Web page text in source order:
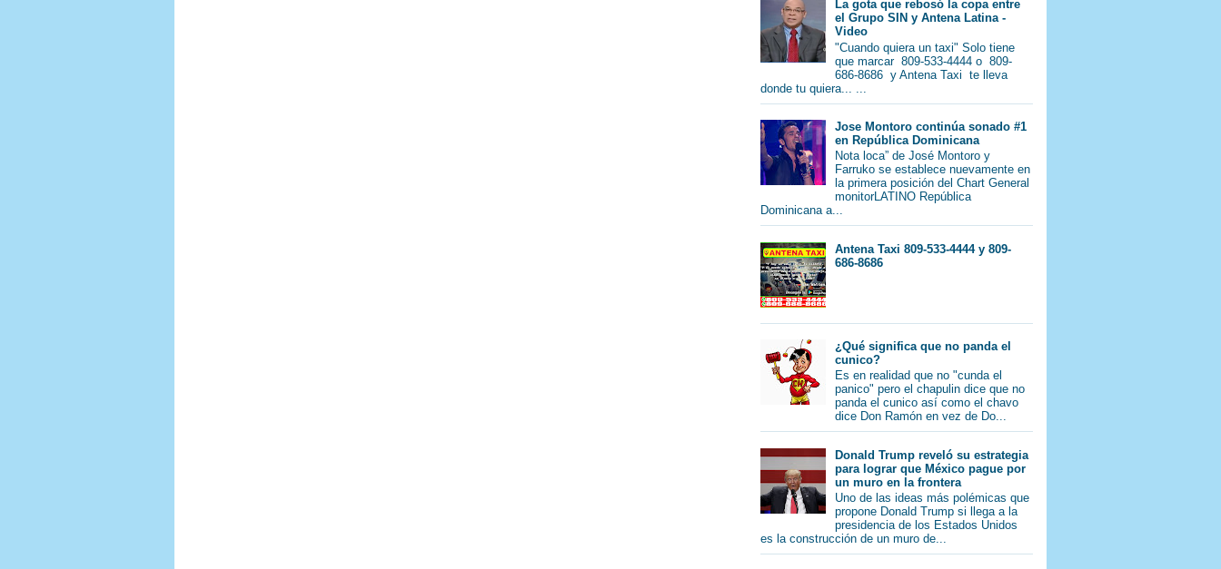
La gota que rebosó la copa entre
el Grupo SIN y Antena Latina -
Video
"Cuando quiera un taxi" Solo tiene
que marcar 809-533-4444 o 809-
686-8686 y Antena Taxi te lleva
donde tu quiera... ...
Jose Montoro continúa sonado #1
en República Dominicana
Nota loca” de José Montoro y
Farruko se establece nuevamente en
la primera posición del Chart General
monitorLATINO República
Dominicana a...
Antena Taxi 809-533-4444 y 809-
686-8686
¿Qué significa que no panda el
cunico?
Es en realidad que no "cunda el
panico" pero el chapulin dice que no
panda el cunico así como el chavo
dice Don Ramón en vez de Do...
Donald Trump reveló su estrategia
para lograr que México pague por
un muro en la frontera
Uno de las ideas más polémicas que
propone Donald Trump si llega a la
presidencia de los Estados Unidos
es la construcción de un muro de...